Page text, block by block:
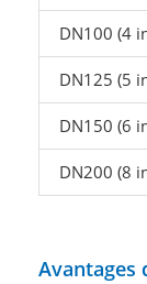
DN100 (4
DN125 (5
DN150 (6
DN200 (8
Avantages